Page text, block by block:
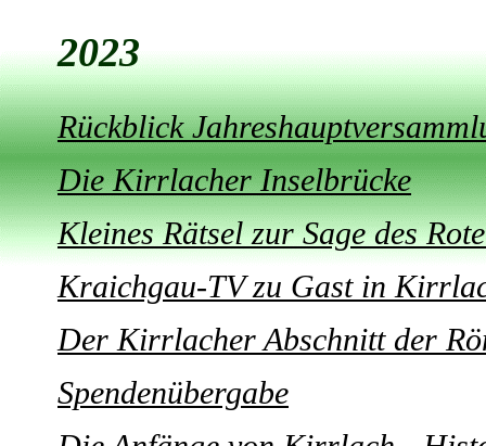
2023
Rückblick
Die Kirrlacher Inselbrücke
Kleines Rätsel zur Sage des
Kraichgau-TV zu Gast in
Der Kirrlacher Abschnitt der
Spendenübergabe